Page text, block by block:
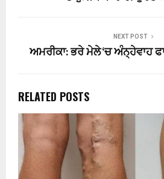
NEXT POST
ਅਮਰੀਕਾ: ਭਰੇ ਮੇਲੇ ‘ਚ ਅੰਨ੍ਹੇਵਾਹ
RELATED POSTS